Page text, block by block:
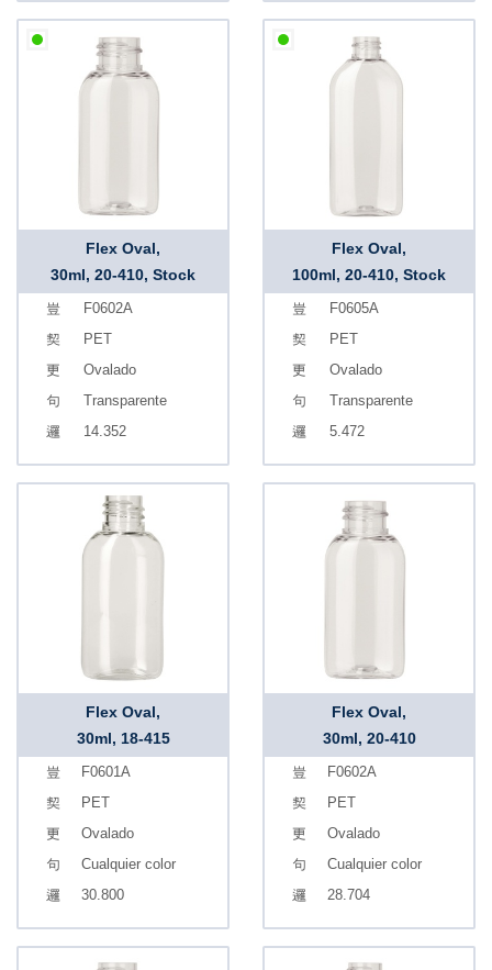
Flex Oval,
30ml, 20-410, Stock
F0602A
PET
Ovalado
Transparente
14.352
Flex Oval,
100ml, 20-410, Stock
F0605A
PET
Ovalado
Transparente
5.472
Flex Oval,
30ml, 18-415
F0601A
PET
Ovalado
Cualquier color
30.800
Flex Oval,
30ml, 20-410
F0602A
PET
Ovalado
Cualquier color
28.704